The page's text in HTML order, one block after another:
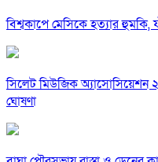
বিশ্বকাপে মেসিকে হত্যার
সিলেট মিউজিক অ্যাসোসিয়েশন
ঘোষণা